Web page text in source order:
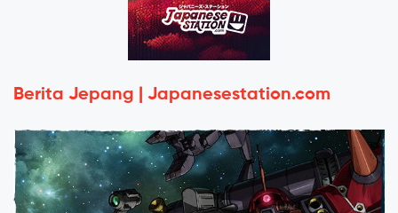
Berita Jepang | Japanesestation.com